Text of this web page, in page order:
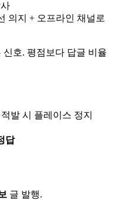
의지 + 오프라인 채널로
호. 평점보다 답글 비율
발 시 플레이스 정지
답
글 발행.